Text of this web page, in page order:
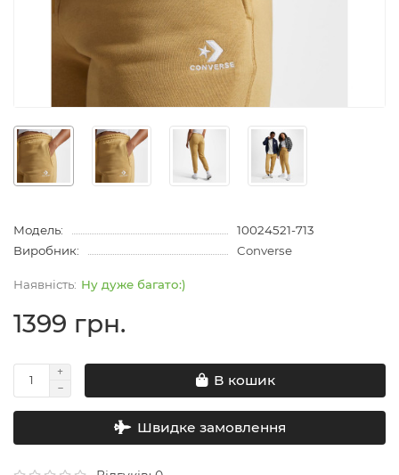
Модель:
10024521-713
Виробник:
Converse
Ну дуже багато:)
1399 грн.
В кошик
Швидке замовлення